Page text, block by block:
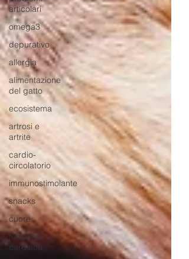
articolari
omega3
depurativo
allergia
alimentazione
del gatto
ecosistema
artrosi e
artrite
cardio-
circolatorio
immunostimolante
snacks
cuore
funzione
cardiaca